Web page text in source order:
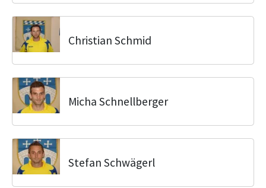
Christian Schmid
Micha Schnellberger
Stefan Schwägerl